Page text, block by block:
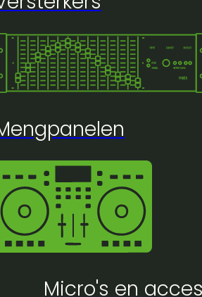
Micro's en
Artifex:
85cm